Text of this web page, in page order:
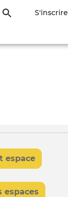
S'inscrire
espace
espaces